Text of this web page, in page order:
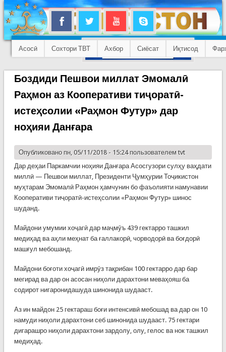
Асосӣ Сохтори ТВТ Ахбор Сиёсат Иқтисод
Боздиди Пешвои миллат Эмомалӣ
Раҳмон аз Кооперативи тиҷоратӣ-
истеҳсолии «Раҳмон Футур» дар
ноҳияи Данғара
Опубликовано пн, 05/11/2018 - 15:24 пользователем tvt
Дар деҳаи Паркамчии ноҳияи Данғара Асосгузори сулҳу ваҳдати
миллӣ — Пешвои миллат, Президенти Ҷумҳурии Тоҷикистон
муҳтарам Эмомалӣ Раҳмон ҳамчунин бо фаъолияти намунавии
Кооперативи тиҷоратӣ-истеҳсолии «Раҳмон Футур» шинос
шуданд.
Майдони умумии хоҷагӣ дар маҷмӯъ 439 гектарро ташкил
медиҳад ва аҳли меҳнат ба ғаллакорӣ, чорводорӣ ва боғдорӣ
машғул мебошанд.
Майдони боғоти хоҷагӣ имрӯз тақрибан 100 гектарро дар бар
мегирад ва дар он асосан ниҳоли дарахтони меваҳояш ба
содирот нигаронидашуда шинонида шудааст.
Аз ин майдон 25 гектараш боғи интенсивӣ мебошад ва дар он 10
намуди ниҳоли дарахтони себ шинонида шудааст. 75 гектари
дигарашро ниҳоли дарахтони зардолу, олу, гелос ва нок ташкил
медиҳад.